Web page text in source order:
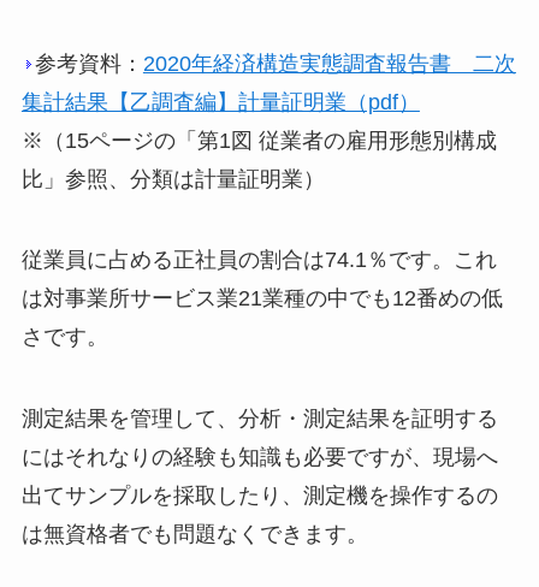
参考資料： 2020年経済構造実態調査報告書 二次
集計結果【乙調査編】計量証明業（pdf）
※（15ページの「第1図 従業者の雇用形態別構成
比」参照、分類は計量証明業）
従業員に占める正社員の割合は74.1％です。これ
は対事業所サービス業21業種の中でも12番めの低
さです。
測定結果を管理して、分析・測定結果を証明する
にはそれなりの経験も知識も必要ですが、現場へ
出てサンプルを採取したり、測定機を操作するの
は無資格者でも問題なくできます。